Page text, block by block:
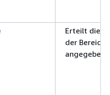
Erteilt die
der